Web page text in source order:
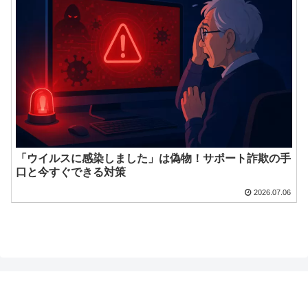
「ウイルスに感染しました」は偽物！サポート詐欺の手
口と今すぐできる対策
2026.07.06